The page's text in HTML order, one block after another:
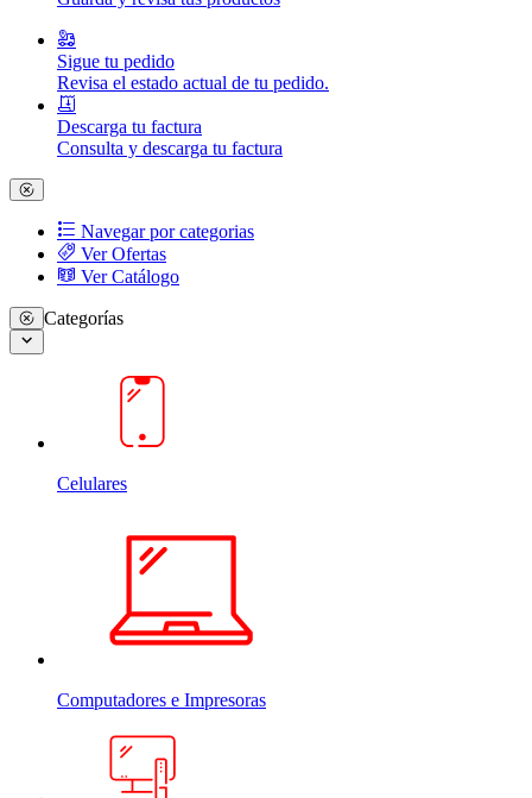
Sigue tu pedido
Revisa el estado actual de tu pedido.
Descarga tu factura
Consulta y descarga tu factura
Navegar por categorias
Ver Ofertas
Ver Catálogo
Categorías
Celulares
Computadores e Impresoras